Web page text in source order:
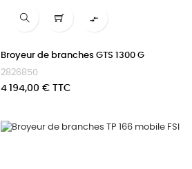

Broyeur de branches GTS 1300 G
2826850
Prix
4 194,00 € TTC